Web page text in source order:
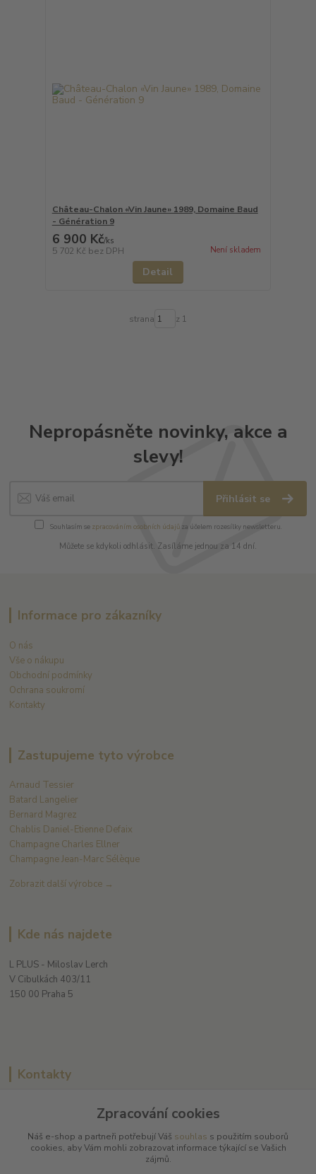
Château-Chalon «Vin Jaune» 1989, Domaine Baud
- Génération 9
6 900 Kč/ks
5 702 Kč bez DPH Není skladem
Detail
strana z 1
Nepropásněte novinky, akce a
slevy!
Přihlásit se
Souhlasím se zpracováním osobních údajůza účelem rozesílky newsletteru.
Můžete se kdykoli odhlásit. Zasíláme jednou za 14 dní.
Informace pro zákazníky
O nás
Vše o nákupu
Obchodní podmínky
Ochrana soukromí
Kontakty
Zastupujeme tyto výrobce
Arnaud Tessier
Batard Langelier
Bernard Magrez
Chablis Daniel-Etienne Defaix
Champagne Charles Ellner
Champagne Jean-Marc Sélèque
Zobrazit další výrobce →
Kde nás najdete
L PLUS - Miloslav Lerch
V Cibulkách 403/11
150 00 Praha 5
Kontakty
+420 608 885 840
Zpracování cookies
Náš e-shop a partneři potřebují Váš souhlas s použitím souborů
cookies, aby Vám mohli zobrazovat informace týkající se Vašich
zájmů.